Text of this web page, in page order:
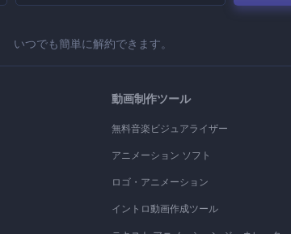
いつでも簡単に解約できます。
動画制作ツール
無料音楽ビジュアライザー
アニメーション ソフト
ロゴ・アニメーション
イントロ動画作成ツール